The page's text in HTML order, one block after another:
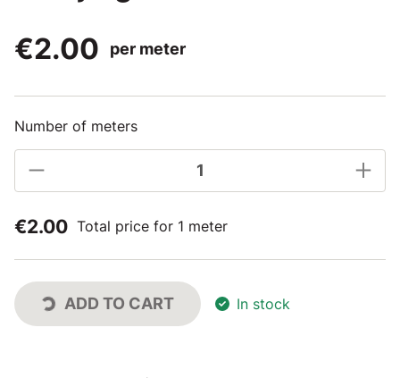
€2.00
per meter
Number of meters
€2.00 Total price for 1 meter
ADD TO CART In stock